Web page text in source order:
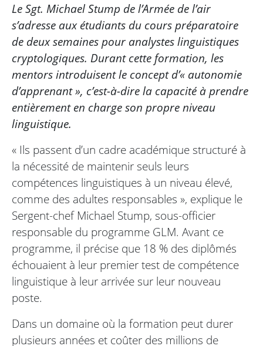
Le Sgt. Michael Stump de l’Armée de l’air
s’adresse aux étudiants du cours préparatoire
de deux semaines pour analystes linguistiques
cryptologiques. Durant cette formation, les
mentors introduisent le concept d’« autonomie
d’apprenant », c’est-à-dire la capacité à prendre
entièrement en charge son propre niveau
linguistique.
« Ils passent d’un cadre académique structuré à
la nécessité de maintenir seuls leurs
compétences linguistiques à un niveau élevé,
comme des adultes responsables », explique le
Sergent-chef Michael Stump, sous-officier
responsable du programme GLM. Avant ce
programme, il précise que 18 % des diplômés
échouaient à leur premier test de compétence
linguistique à leur arrivée sur leur nouveau
poste.
Dans un domaine où la formation peut durer
plusieurs années et coûter des millions de